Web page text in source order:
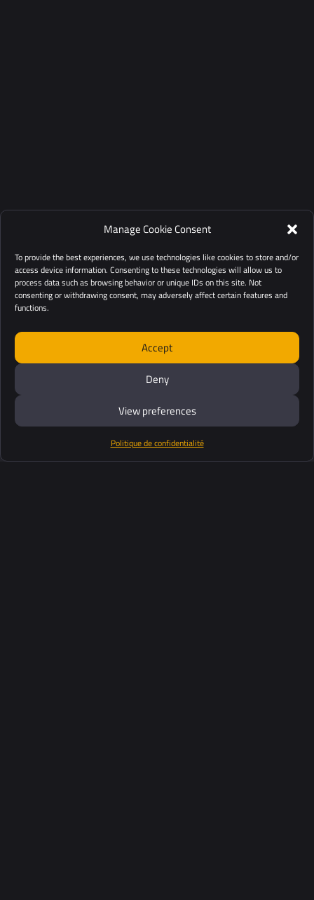
Manage Cookie Consent
To provide the best experiences, we use technologies like cookies to store and/or
access device information. Consenting to these technologies will allow us to
process data such as browsing behavior or unique IDs on this site. Not
consenting or withdrawing consent, may adversely affect certain features and
functions.
Accept
Deny
View preferences
Politique de confidentialité